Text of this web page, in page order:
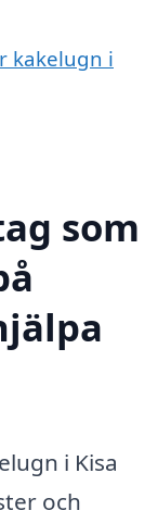
kakelugn i
som
i Kisa
och